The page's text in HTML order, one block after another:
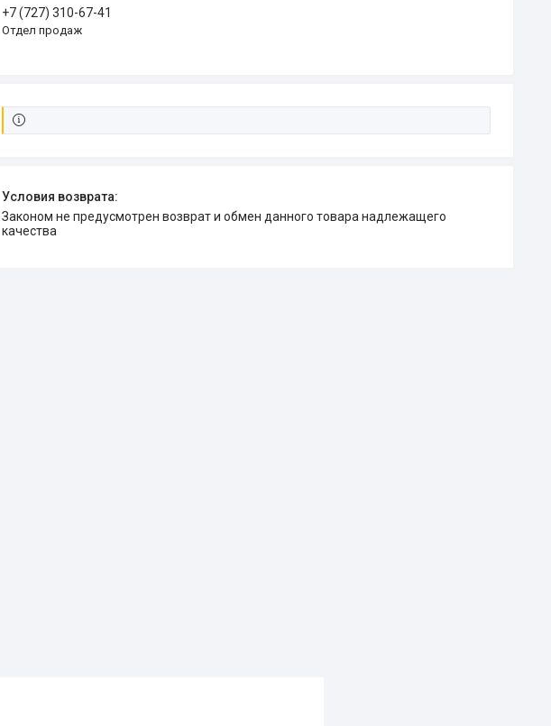
+7 (727) 310-67-41
Отдел продаж
Законом не предусмотрен возврат и обмен данного товара надлежащего
качества